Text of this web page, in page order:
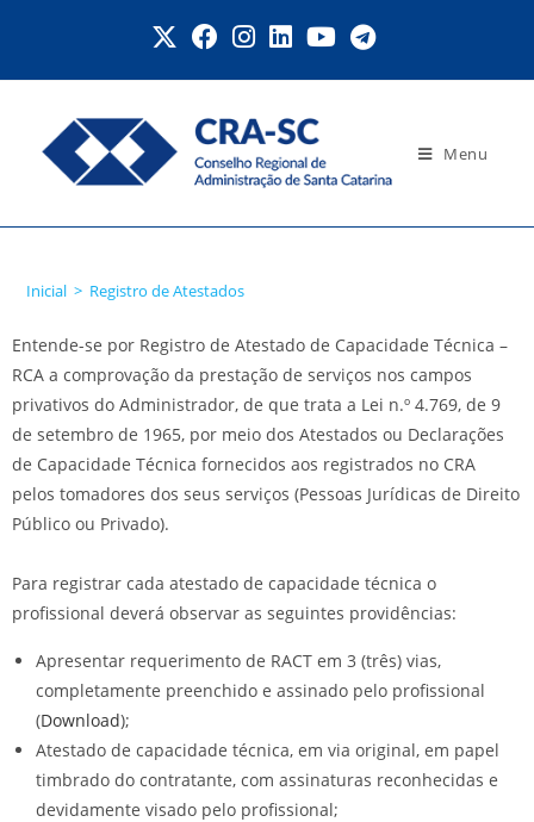
Menu
Inicial > Registro de Atestados
Entende-se por Registro de Atestado de Capacidade Técnica –
RCA a comprovação da prestação de serviços nos campos
privativos do Administrador, de que trata a Lei n.º 4.769, de 9
de setembro de 1965, por meio dos Atestados ou Declarações
de Capacidade Técnica fornecidos aos registrados no CRA
pelos tomadores dos seus serviços (Pessoas Jurídicas de Direito
Público ou Privado).
Para registrar cada atestado de capacidade técnica o
profissional deverá observar as seguintes providências:
Apresentar requerimento de RACT em 3 (três) vias,
completamente preenchido e assinado pelo profissional
(Download);
Atestado de capacidade técnica, em via original, em papel
timbrado do contratante, com assinaturas reconhecidas e
devidamente visado pelo profissional;